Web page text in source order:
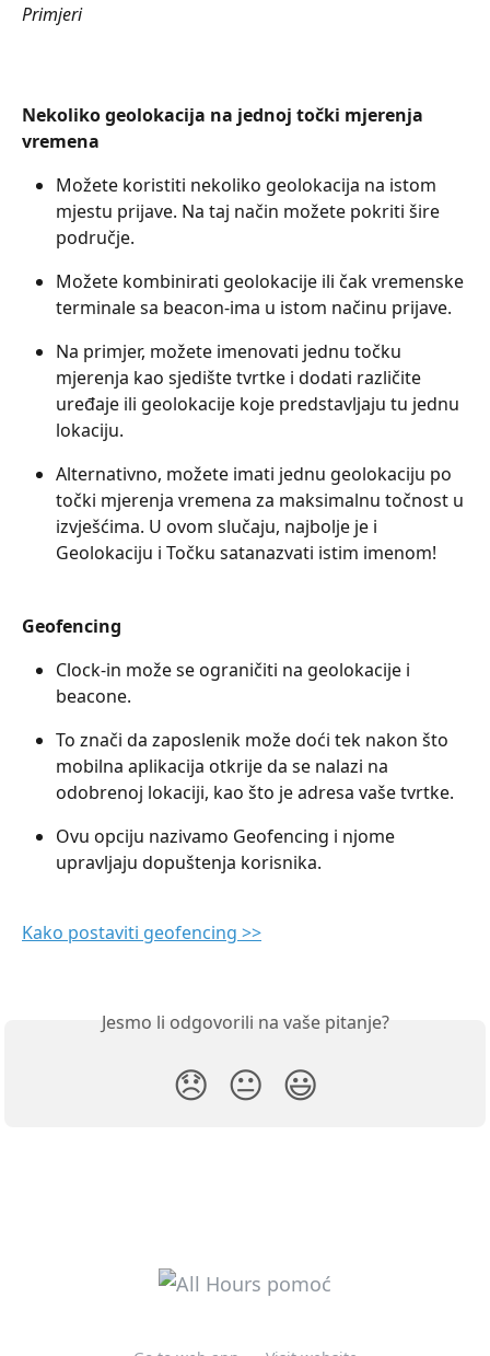
Primjeri
Nekoliko geolokacija na jednoj točki mjerenja
vremena
Možete koristiti nekoliko geolokacija na istom
mjestu prijave. Na taj način možete pokriti šire
područje.
Možete kombinirati geolokacije ili čak vremenske
terminale sa beacon-ima u istom načinu prijave.
Na primjer, možete imenovati jednu točku
mjerenja kao sjedište tvrtke i dodati različite
uređaje ili geolokacije koje predstavljaju tu jednu
lokaciju.
Alternativno, možete imati jednu geolokaciju po
točki mjerenja vremena za maksimalnu točnost u
izvješćima. U ovom slučaju, najbolje je i
Geolokaciju i Točku satanazvati istim imenom!
Geofencing
Clock-in može se ograničiti na geolokacije i
beacone.
To znači da zaposlenik može doći tek nakon što
mobilna aplikacija otkrije da se nalazi na
odobrenoj lokaciji, kao što je adresa vaše tvrtke.
Ovu opciju nazivamo Geofencing i njome
upravljaju dopuštenja korisnika.
Kako postaviti geofencing >>
Jesmo li odgovorili na vaše pitanje?
😞 😐 😃